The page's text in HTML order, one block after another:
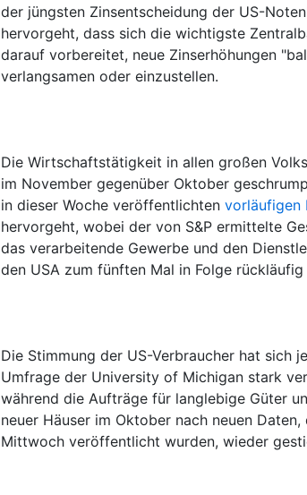
der jüngsten Zinsentscheidung der US-
hervorgeht, dass sich die wichtigste
darauf vorbereitet, neue Zinserhöhungen
verlangsamen oder einzustellen.
Die Wirtschaftstätigkeit in allen großen
im November gegenüber Oktober
in dieser Woche veröffentlichten vorläufigen
hervorgeht, wobei der von S&P ermittelte
das verarbeitende Gewerbe und den
den USA zum fünften Mal in Folge rückläufig
Die Stimmung der US-Verbraucher hat sich
Umfrage der University of Michigan stark
während die Aufträge für langlebige Güter
neuer Häuser im Oktober nach neuen Daten,
Mittwoch veröffentlicht wurden, wieder